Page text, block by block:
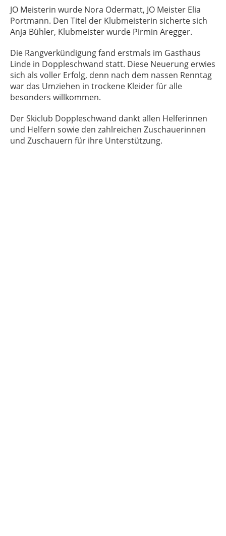
JO Meisterin wurde Nora Odermatt, JO Meister Elia
Portmann. Den Titel der Klubmeisterin sicherte sich
Anja Bühler, Klubmeister wurde Pirmin Aregger.
Die Rangverkündigung fand erstmals im Gasthaus
Linde in Doppleschwand statt. Diese Neuerung erwies
sich als voller Erfolg, denn nach dem nassen Renntag
war das Umziehen in trockene Kleider für alle
besonders willkommen.
Der Skiclub Doppleschwand dankt allen Helferinnen
und Helfern sowie den zahlreichen Zuschauerinnen
und Zuschauern für ihre Unterstützung.